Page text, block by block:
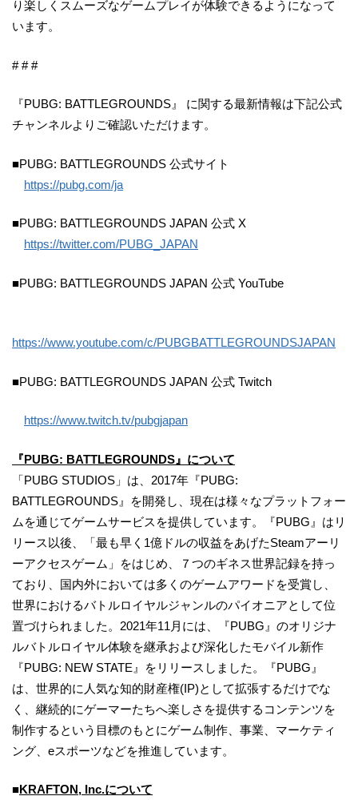
り楽しくスムーズなゲームプレイが体験できるようになって
います。
# # #
『PUBG: BATTLEGROUNDS』 に関する最新情報は下記公式
チャンネルよりご確認いただけます。
■PUBG: BATTLEGROUNDS 公式サイト
https://pubg.com/ja
■PUBG: BATTLEGROUNDS JAPAN 公式 X
https://twitter.com/PUBG_JAPAN
■PUBG: BATTLEGROUNDS JAPAN 公式 YouTube
https://www.youtube.com/c/PUBGBATTLEGROUNDSJAPAN
■PUBG: BATTLEGROUNDS JAPAN 公式 Twitch
https://www.twitch.tv/pubgjapan
『PUBG: BATTLEGROUNDS』について
「PUBG STUDIOS」は、2017年『PUBG:
BATTLEGROUNDS』を開発し、現在は様々なプラットフォー
ムを通じてゲームサービスを提供しています。『PUBG』はリ
リース以後、「最も早く1億ドルの収益をあげたSteamアーリ
ーアクセスゲーム」をはじめ、７つのギネス世界記録を持っ
ており、国内外においては多くのゲームアワードを受賞し、
世界におけるバトルロイヤルジャンルのパイオニアとして位
置づけられました。2021年11月には、『PUBG』のオリジナ
ルバトルロイヤル体験を継承および深化したモバイル新作
『PUBG: NEW STATE』をリリースしました。『PUBG』
は、世界的に人気な知的財産権(IP)として拡張するだけでな
く、継続的にゲーマーたちへ楽しさを提供するコンテンツを
制作するという目標のもとにゲーム制作、事業、マーケティ
ング、eスポーツなどを推進しています。
■KRAFTON, Inc.について